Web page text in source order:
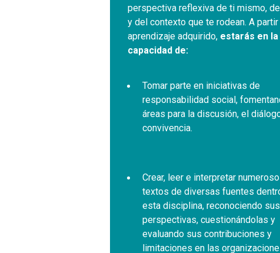
perspectiva reflexiva de ti mismo,
y del contexto que te rodean. A
aprendizaje adquirido, estarás en la
capacidad de:
Tomar parte en iniciativas de
responsabilidad social,
áreas para la discusión, el
convivencia.
Crear, leer e interpretar
textos de diversas fuentes
esta disciplina, reconociendo sus
perspectivas, cuestionándolas y
evaluando sus contribuciones y
limitaciones en las